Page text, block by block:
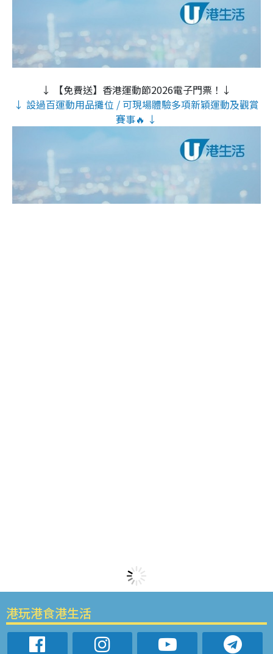
↓ 【免費送】香港運動節2026電子門票！↓
↓ 設過百運動用品攤位 / 可現場體驗多項新穎運動及觀賞
賽事🔥 ↓
港玩港食港生活